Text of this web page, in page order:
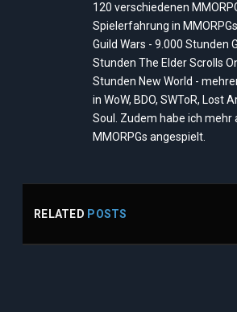
120 verschiedenen
Spielerfahrung in
Guild Wars - 9.000 Stunden
Stunden The Elder Scrolls
Stunden New World -
in WoW, BDO, SWToR, Lost
Soul. Zudem habe ich mehr
MMORPGs angespielt.
RELATED POSTS